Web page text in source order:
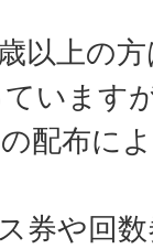
以上の
います
配布に
券や回